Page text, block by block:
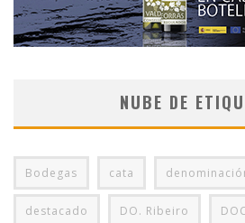
NUBE DE
Bodegas cata
destacado DO. Ribeiro